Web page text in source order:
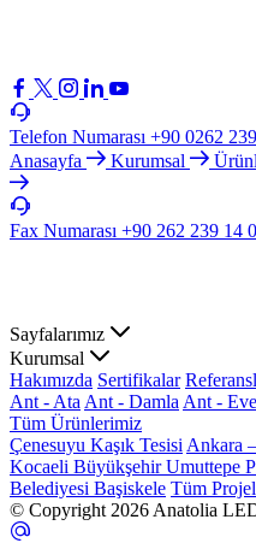
Telefon Numarası +90 0262
Anasayfa
Kurumsal
Fax Numarası +90 262 239 14
Sayfalarımız
Kurumsal
Hakımızda Sertifikalar
Ant - Ata Ant - Damla Ant -
Tüm Ürünlerimiz
Çenesuyu Kaşık Tesisi Ankara
Kocaeli Büyükşehir Umuttepe
Belediyesi Başiskele Tüm
© Copyright 2026 Anatolia